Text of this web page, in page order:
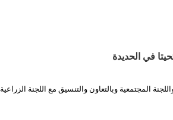
في الحديدة
المجتمعية وبالتعاون والتنسيق مع اللجنة الزراعية